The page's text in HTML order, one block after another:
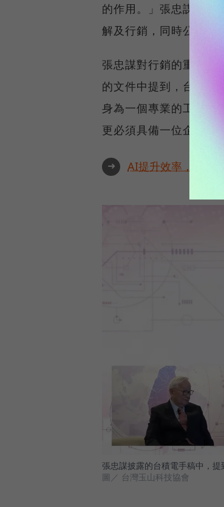
的作用。」張忠謀舉例
解及行銷，同時公司販
張忠謀對行銷的重視，
的文件中提到，台積電
身為一個專業的工程師
更必須具備一位企業家
➜ AI提升效率，永續
張忠謀披露的台積電手稿中，
圖／ 台灣玉山科技協會